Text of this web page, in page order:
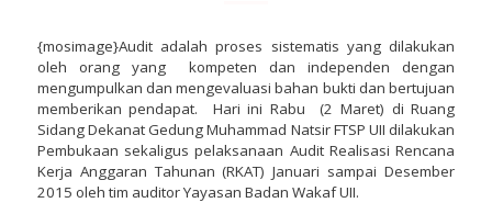
{mosimage}Audit adalah proses sistematis yang dilakukan
oleh orang yang kompeten dan independen dengan
mengumpulkan dan mengevaluasi bahan bukti dan bertujuan
memberikan pendapat. Hari ini Rabu
(2 Maret) di Ruang
Sidang Dekanat Gedung Muhammad Natsir FTSP UII dilakukan
Pembukaan sekaligus pelaksanaan Audit Realisasi Rencana
Kerja Anggaran Tahunan (RKAT) Januari sampai Desember
2015 oleh tim auditor Yayasan Badan Wakaf UII.